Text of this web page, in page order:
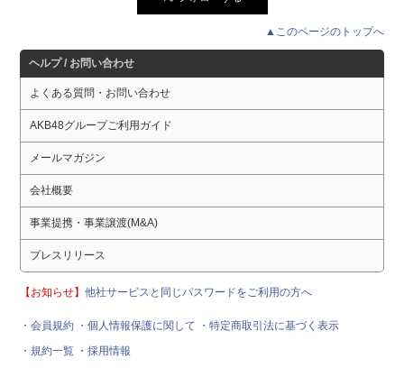
▲このページのトップへ
ヘルプ / お問い合わせ
よくある質問・お問い合わせ
AKB48グループご利用ガイド
メールマガジン
会社概要
事業提携・事業譲渡(M&A)
プレスリリース
【お知らせ】他社サービスと同じパスワードをご利用の方へ
・会員規約 ・個人情報保護に関して
・特定商取引法に基づく表示
・規約一覧 ・採用情報